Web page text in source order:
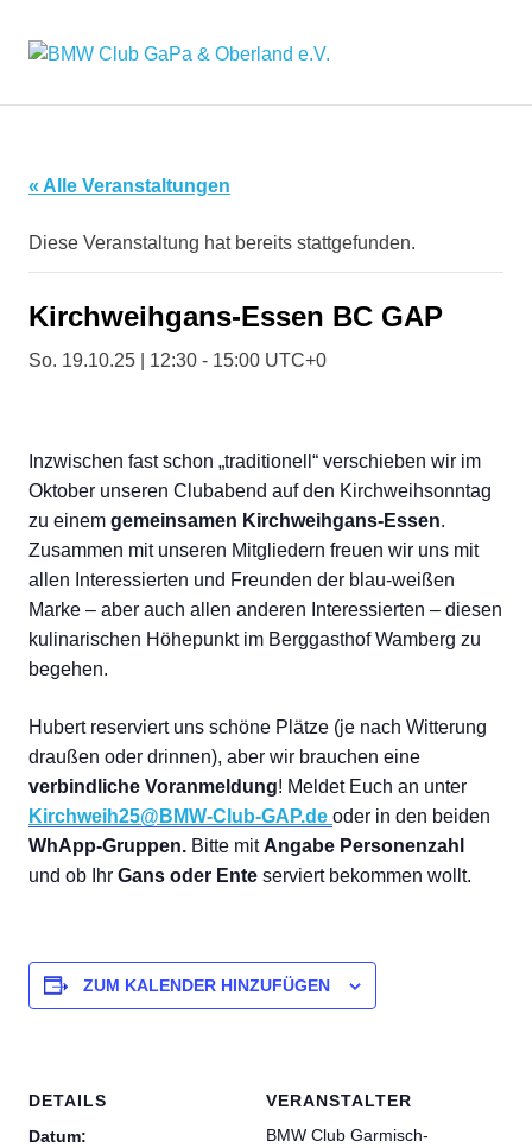
Inhalt
Club
&
2016
für
aus
der
Region
« Alle Veranstaltungen
Diese Veranstaltung hat bereits stattgefunden.
Kirchweihgans-Essen BC GAP
So. 19.10.25 | 12:30 - 15:00 UTC+0
Inzwischen fast schon „traditionell“ verschieben wir im
Oktober unseren Clubabend auf den Kirchweihsonntag
zu einem gemeinsamen Kirchweihgans-Essen.
Zusammen mit unseren Mitgliedern freuen wir uns mit
allen Interessierten und Freunden der blau-weißen
Marke – aber auch allen anderen Interessierten – diesen
kulinarischen Höhepunkt im Berggasthof Wamberg zu
begehen.
Hubert reserviert uns schöne Plätze (je nach Witterung
draußen oder drinnen), aber wir brauchen eine
verbindliche Voranmeldung! Meldet Euch an unter
Kirchweih25@BMW-Club-GAP.de oder in den beiden
WhApp-Gruppen. Bitte mit Angabe Personenzahl
und ob Ihr Gans oder Ente serviert bekommen wollt.
ZUM KALENDER HINZUFÜGEN
DETAILS
Datum:
VERANSTALTER
BMW Club Garmisch-